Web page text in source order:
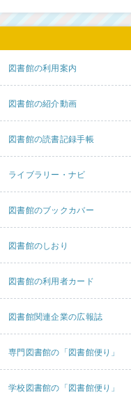
図書館の利用案内
図書館の紹介動画
図書館の読書記録手帳
ライブラリー・ナビ
図書館のブックカバー
図書館のしおり
図書館の利用者カード
図書館関連企業の広報誌
専門図書館の「図書館便り」
学校図書館の「図書館便り」